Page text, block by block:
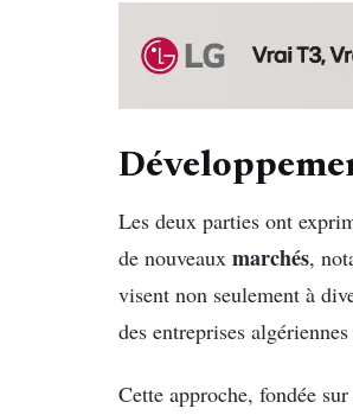
Les deux parties ont
de nouveaux marchés,
visent non seulement à
des entreprises
Cette approche, fondée